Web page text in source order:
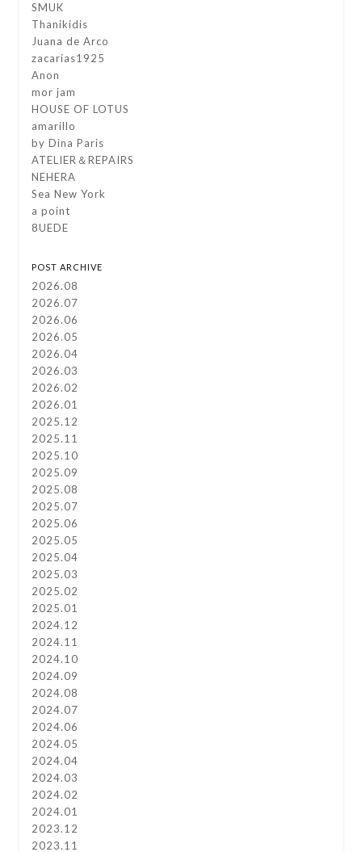
SMUK
Thanikidis
Juana de Arco
zacarias1925
Anon
mor jam
HOUSE OF LOTUS
amarillo
by Dina Paris
ATELIER＆REPAIRS
NEHERA
Sea New York
a point
8UEDE
POST ARCHIVE
2026.08
2026.07
2026.06
2026.05
2026.04
2026.03
2026.02
2026.01
2025.12
2025.11
2025.10
2025.09
2025.08
2025.07
2025.06
2025.05
2025.04
2025.03
2025.02
2025.01
2024.12
2024.11
2024.10
2024.09
2024.08
2024.07
2024.06
2024.05
2024.04
2024.03
2024.02
2024.01
2023.12
2023.11